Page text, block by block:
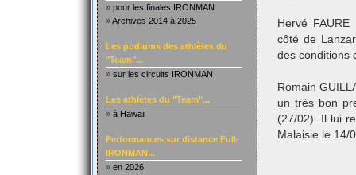
» pour les finales IRONMAN
»Archives 2014 à 2025
Les podiums des athlètes du
"Team"...
» sur les circuits IRONMAN
Les athlètes du "Team"...
» à Hawaii
Performances sur distance Full-
IRONMAN...
» en 2026
Hervé
côté de
des conditions
Romain
un très bon
(27/02). Il lui
Malaisie le 14/